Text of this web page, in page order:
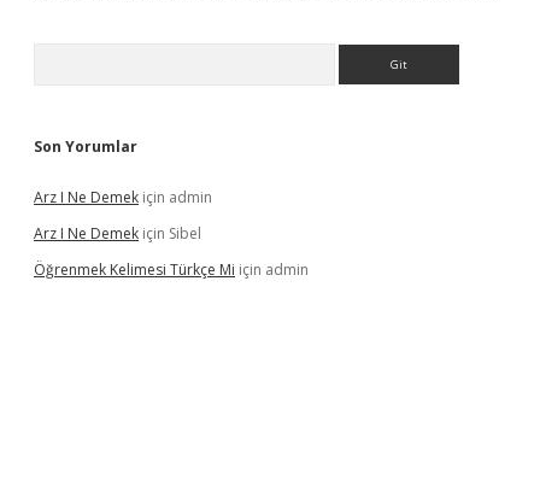
Son Yorumlar
Arz I Ne Demek için admin
Arz I Ne Demek için Sibel
Öğrenmek Kelimesi Türkçe Mi için admin